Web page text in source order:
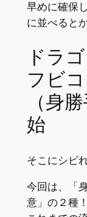
早めに確保
に並べると
ドラ
フビ
（身
始
そこにシビ
今回は、「
意」の２種！